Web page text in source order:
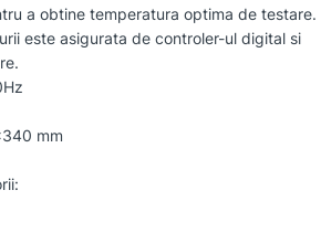
a obtine temperatura optima de testare.
este asigurata de controler-ul digital si
mm